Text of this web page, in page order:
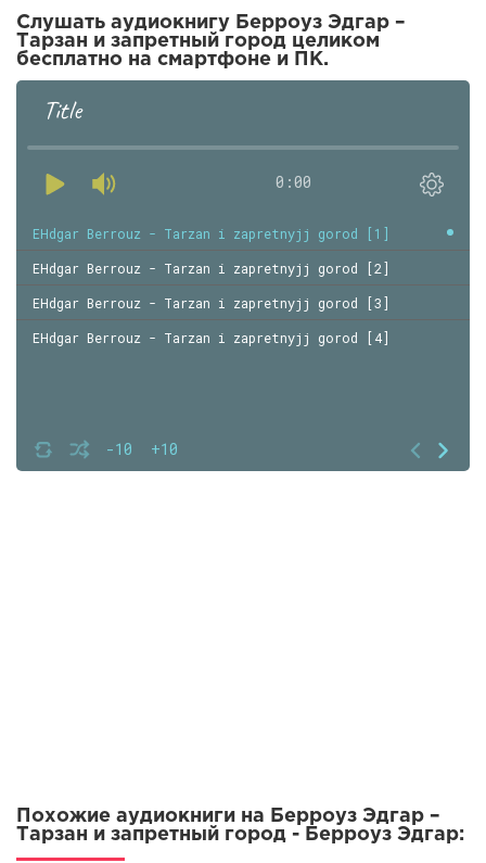
Слушать аудиокнигу Берроуз Эдгар –
Тарзан и запретный город целиком
бесплатно на смартфоне и ПК.
Title
0:00
-10 +10
EHdgar Berrouz - Tarzan i zapretnyjj gorod [1]
EHdgar Berrouz - Tarzan i zapretnyjj gorod [2]
EHdgar Berrouz - Tarzan i zapretnyjj gorod [3]
EHdgar Berrouz - Tarzan i zapretnyjj gorod [4]
Похожие аудиокниги на Берроуз Эдгар –
Тарзан и запретный город - Берроуз Эдгар: